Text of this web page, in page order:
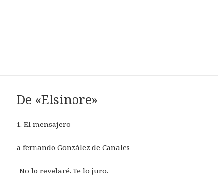
De «Elsinore»
1. El mensajero
a fernando González de Canales
-No lo revelaré. Te lo juro.